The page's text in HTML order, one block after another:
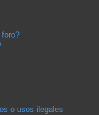
o usos ilegales